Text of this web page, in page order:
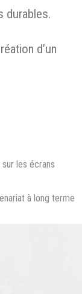
durables.
d’un
les écrans
à long terme